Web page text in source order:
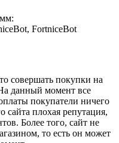
FortniceBot
совершать покупки на
данный момент все
покупатели ничего
сайта плохая репутация,
Более того, сайт не
то есть он может